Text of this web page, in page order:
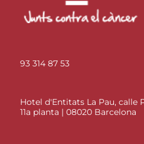
93 314 87 53
Hotel d'Entitats La Pau, calle
11a planta | 08020 Barcelona